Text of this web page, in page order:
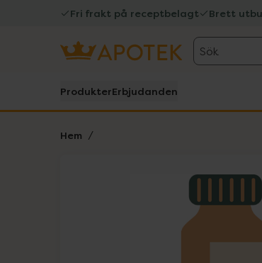
Fri frakt på receptbelagt Brett
Sök
ProdukterErbjudanden
Hem
Lista: . Innehåller 1 objekt.